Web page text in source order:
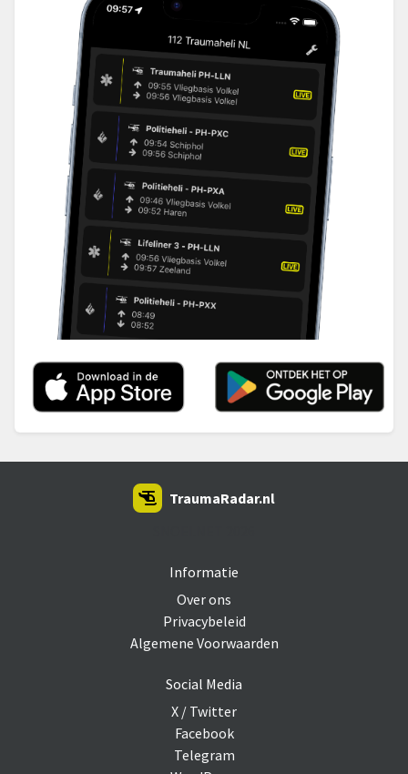
Informatie
Over ons
Privacybeleid
Algemene Voorwaarden
Social Media
X / Twitter
Facebook
Telegram
TraumaRadar.nl